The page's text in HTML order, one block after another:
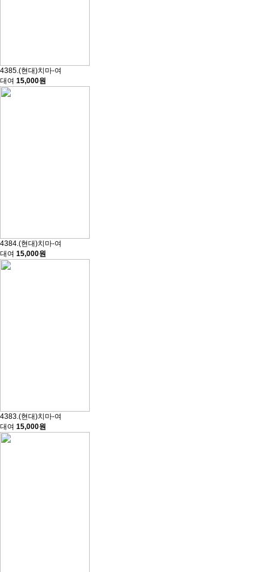
4385.(현대)치마-여
대여 15,000원
4384.(현대)치마-여
대여 15,000원
4383.(현대)치마-여
대여 15,000원